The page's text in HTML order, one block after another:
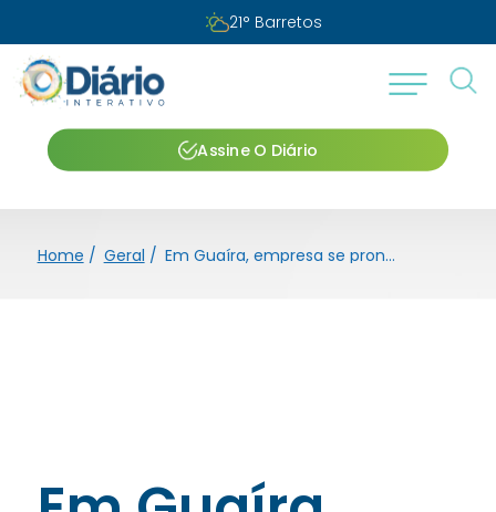
21°Barretos
Assine O Diário
Home / Geral / Em Guaíra, empresa se pronuncia sobre devolução de taxas de inscrição após cancelamento de concursos